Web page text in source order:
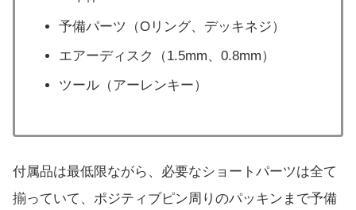
予備パーツ（Oリング、デッキネジ）
エアーディスク（1.5mm、0.8mm）
ツール（アーレンキー）
付属品は最低限ながら、必要なショートパーツは全て
揃っていて、ポジティブピン周りのパッキンまで予備